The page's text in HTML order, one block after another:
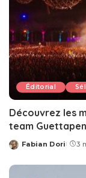
Éditorial
Découvrez les
team Guettapen
Posted
Fabian Dori 3